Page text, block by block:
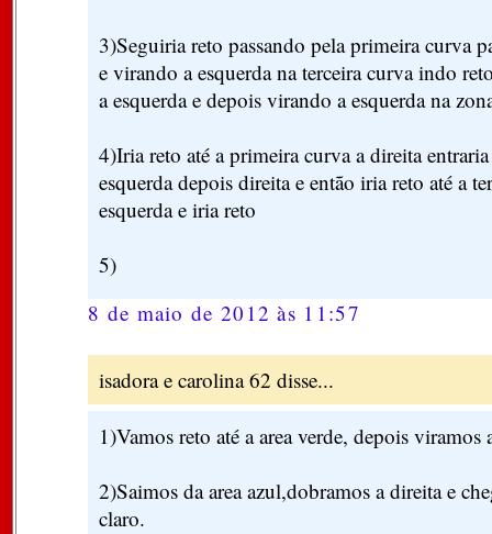
3)Seguiria reto passando pela primeira curva
e virando a esquerda na terceira curva indo
a esquerda e depois virando a esquerda na
4)Iria reto até a primeira curva a direita
esquerda depois direita e então iria reto até a
esquerda e iria reto
5)
8 de maio de 2012 às 11:57
isadora e carolina 62 disse...
1)Vamos reto até a area verde, depois viramos
2)Saimos da area azul,dobramos a direita e
claro.